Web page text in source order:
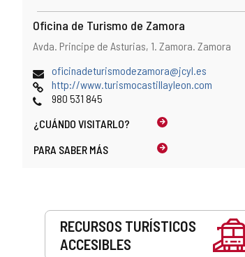
Oficina de Turismo de Zamora
Dirección
localización
en
el
mapa
Dirección
Avda. Principe de Asturias, 1. Zamora. Zamora
Dirección
de
correo
oficinadeturismodezamora@jcyl.es
Página
Web
http://www.turismocastillayleon.com
Teléfonos
980 531 845
¿CUÁNDO VISITARLO?
PARA SABER MÁS
Servicios
RECURSOS TURÍSTICOS
ACCESIBLES